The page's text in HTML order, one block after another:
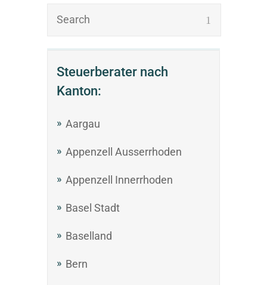
Steuerberater nach
Kanton:
Aargau
Appenzell Ausserrhoden
Appenzell Innerrhoden
Basel Stadt
Baselland
Bern